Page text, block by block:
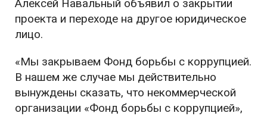
Алексей Навальный объявил о закрытии
проекта и переходе на другое юридическое
лицо.
«Мы закрываем Фонд борьбы с коррупцией.
В нашем же случае мы действительно
вынуждены сказать, что некоммерческой
организации «Фонд борьбы с коррупцией»,